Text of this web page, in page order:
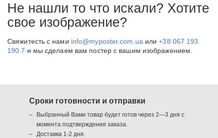
Не нашли то что искали? Хотите
свое изображение?
Свяжитесть с нами info@myposter.com.ua или+38 067 193
190 7 и мы сделаем вам постер с вашим изображением.
Сроки готовности и отправки
Выбранный Вами товар будет готов через 2—3 дня с
момента подтверждения заказа.
Доставка 1-2 дня.